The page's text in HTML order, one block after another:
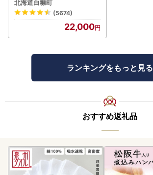
北海道白糠町
(5674)
22,000
ランキングをもっと見る
おすすめ返礼品